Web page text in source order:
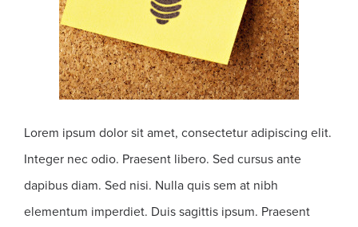
Lorem ipsum dolor sit amet, consectetur adipiscing elit.
Integer nec odio. Praesent libero. Sed cursus ante
dapibus diam. Sed nisi. Nulla quis sem at nibh
elementum imperdiet. Duis sagittis ipsum. Praesent